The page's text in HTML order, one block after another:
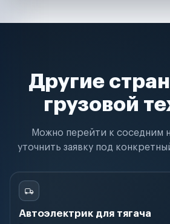
Другие
грузовой
Можно перейти к соседним
уточнить заявку под
Автоэлектрик для тягача